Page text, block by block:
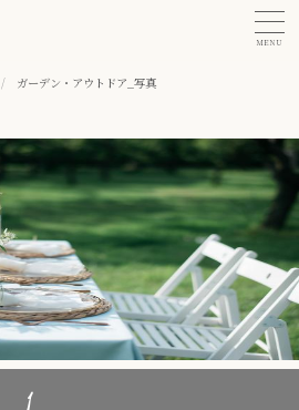
MENU
/
ガーデン・アウトドア_写真